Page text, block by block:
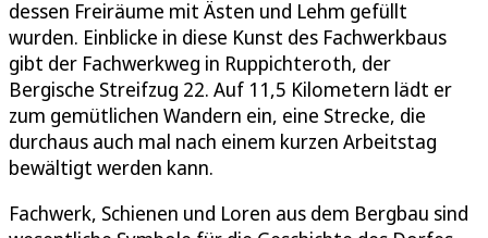
dessen Freiräume mit Ästen und Lehm gefüllt
wurden. Einblicke in diese Kunst des Fachwerkbaus
gibt der Fachwerkweg in Ruppichteroth, der
Bergische Streifzug 22. Auf 11,5 Kilometern lädt er
zum gemütlichen Wandern ein, eine Strecke, die
durchaus auch mal nach einem kurzen Arbeitstag
bewältigt werden kann.
Fachwerk, Schienen und Loren aus dem Bergbau sind